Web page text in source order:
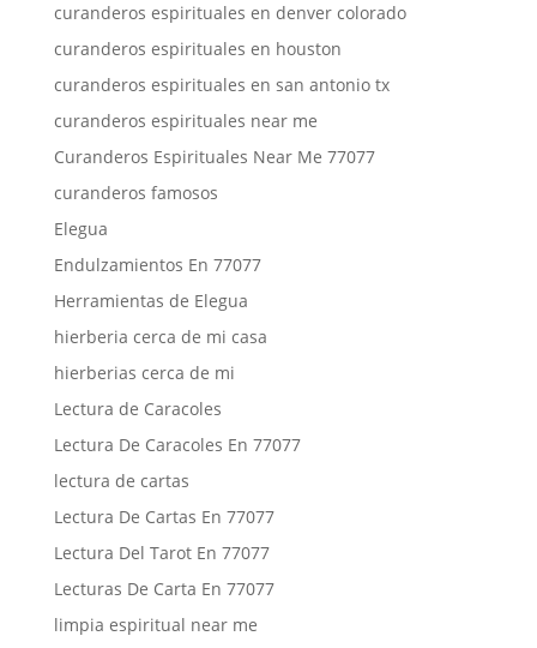
curanderos espirituales en denver colorado
curanderos espirituales en houston
curanderos espirituales en san antonio tx
curanderos espirituales near me
Curanderos Espirituales Near Me 77077
curanderos famosos
Elegua
Endulzamientos En 77077
Herramientas de Elegua
hierberia cerca de mi casa
hierberias cerca de mi
Lectura de Caracoles
Lectura De Caracoles En 77077
lectura de cartas
Lectura De Cartas En 77077
Lectura Del Tarot En 77077
Lecturas De Carta En 77077
limpia espiritual near me